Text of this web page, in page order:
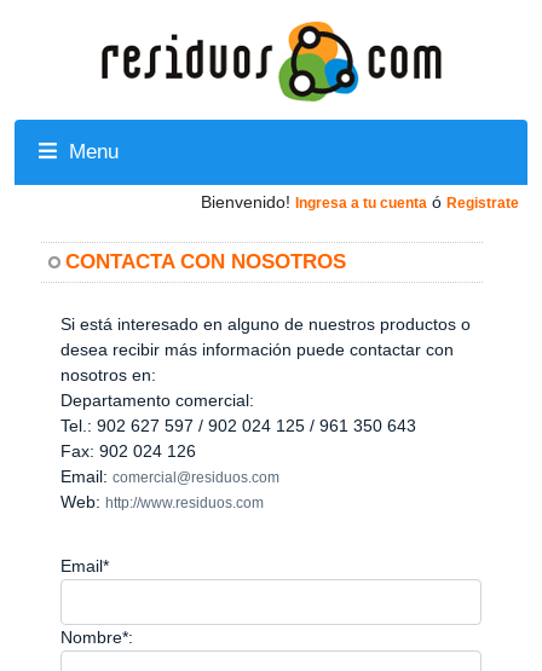
Menu
Bienvenido! Ingresa a tu cuenta ó Registrate
CONTACTA CON NOSOTROS
Si está interesado en alguno de nuestros productos o
desea recibir más información puede contactar con
nosotros en:
Departamento comercial:
Tel.: 902 627 597 / 902 024 125 / 961 350 643
Fax: 902 024 126
Email: comercial@residuos.com
Web: http://www.residuos.com
Email*
Nombre*: